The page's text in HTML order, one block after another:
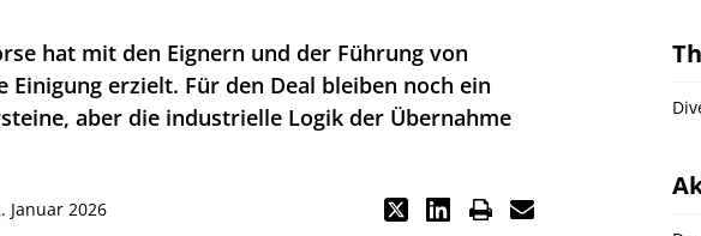
hat mit den Eignern und der Führung von
Einigung erzielt. Für den Deal bleiben noch ein
aber die industrielle Logik der Übernahme
Januar 2026